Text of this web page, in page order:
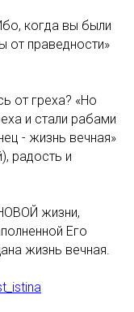
когда вы были
от праведности»
от греха? «Но
и стали рабами
- жизнь вечная»
радость и
жизни,
Его
жизнь вечная.